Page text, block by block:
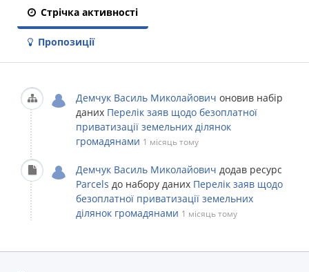
Стрічка активності
Пропозиції
Демчук Василь Миколайович оновив набір
даних Перелік заяв щодо безоплатної
приватизації земельних ділянок
громадянами 1 місяць тому
Демчук Василь Миколайович додав ресурс
Parcels до набору даних Перелік заяв щодо
безоплатної приватизації земельних
ділянок громадянами 1 місяць тому